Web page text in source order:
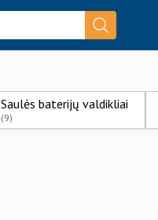
Saulės baterijų valdikliai
(9)